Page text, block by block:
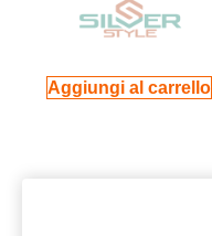
Aggiungi al carrello